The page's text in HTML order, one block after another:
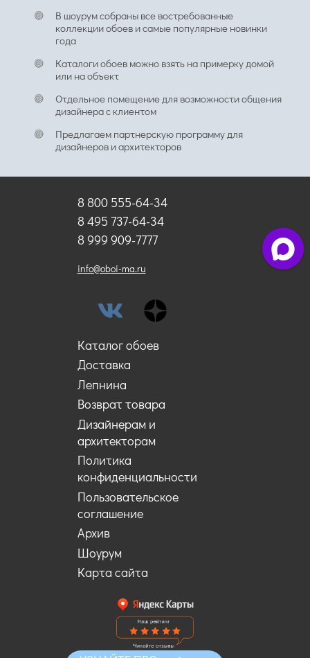
В шоурум собраны все востребованные
коллекции обоев и самые популярные новинки
года
Каталоги обоев можно взять на примерку домой
или на объект
Отдельное помещение для возможности общения
дизайнера с клиентом
Предлагаем партнерскую программу для
дизайнеров и архитекторов
8 800 555-64-34
8 495 737-64-34
8 999 909-7777
info@oboi-ma.ru
Каталог обоев
Доставка
Лепнина
Возврат товара
Дизайнерам и
архитекторам
Политика
конфиденциальности
Пользовательское
соглашение
Архив
Шоурум
Карта сайта